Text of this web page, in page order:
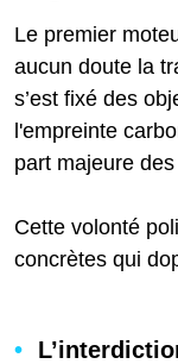
Le premier
aucun doute la
s’est fixé des
l'empreinte
part majeure
Cette volonté
concrètes qui